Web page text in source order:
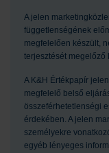
A jelen
függetlenségének
megfelelően készült,
terjesztését megelőző
A K&H Értékpapír
megfelelő belső
összeférhetetlenségi
érdekében. A jelen
személyekre
egyéb lényeges